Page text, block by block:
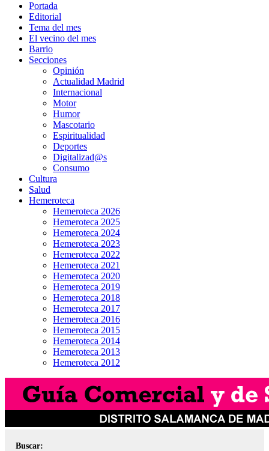
Portada
Editorial
Tema del mes
El vecino del mes
Barrio
Secciones
Opinión
Actualidad Madrid
Internacional
Motor
Humor
Mascotario
Espiritualidad
Deportes
Digitalizad@s
Consumo
Cultura
Salud
Hemeroteca
Hemeroteca 2026
Hemeroteca 2025
Hemeroteca 2024
Hemeroteca 2023
Hemeroteca 2022
Hemeroteca 2021
Hemeroteca 2020
Hemeroteca 2019
Hemeroteca 2018
Hemeroteca 2017
Hemeroteca 2016
Hemeroteca 2015
Hemeroteca 2014
Hemeroteca 2013
Hemeroteca 2012
Buscar: